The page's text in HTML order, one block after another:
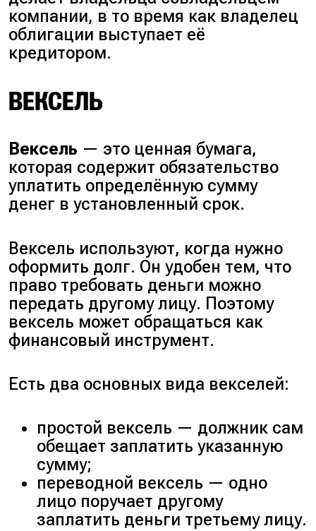
компании, в то время как владелец
облигации выступает её
кредитором.
ВЕКСЕЛЬ
Вексель — это ценная бумага,
которая содержит обязательство
уплатить определённую сумму
денег в установленный срок.
Вексель используют, когда нужно
оформить долг. Он удобен тем, что
право требовать деньги можно
передать другому лицу. Поэтому
вексель может обращаться как
финансовый инструмент.
Есть два основных вида векселей:
простой вексель — должник сам
обещает заплатить указанную
сумму;
переводной вексель — одно
лицо поручает другому
заплатить деньги третьему лицу.